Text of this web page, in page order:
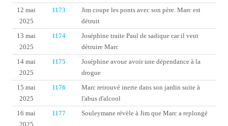
12 mai
2025
1173
Jim coupe les ponts avec son père. Marc est
détruit
13 mai
2025
1174
Joséphine traite Paul de sadique car il veut
détruire Marc
14 mai
2025
1175
Joséphine avoue avoir une dépendance à la
drogue
15 mai
2025
1176
Marc retrouvé inerte dans son jardin suite à
l'abus d'alcool
16 mai
2025
1177 Souleymane révèle à Jim que Marc a replongé